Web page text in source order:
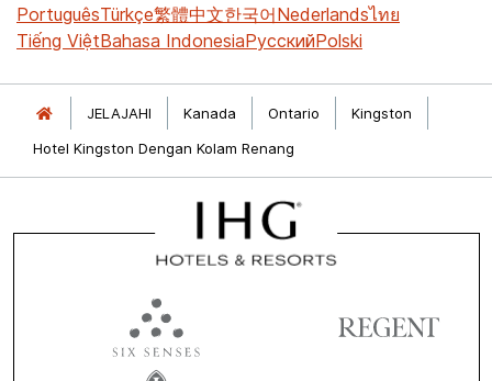
PortuguêsTürkçe繁體中文한국어Nederlandsไทย
Tiếng ViệtBahasa IndonesiaРусскийPolski
JELAJAHI Kanada Ontario
Kingston
Hotel Kingston Dengan Kolam Renang